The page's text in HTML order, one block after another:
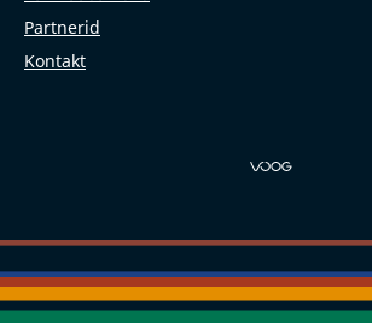
Partnerid
Kontakt